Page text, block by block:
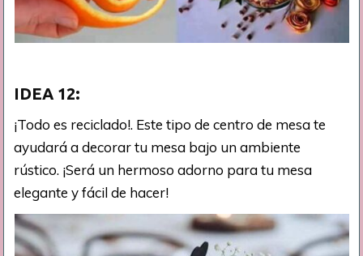
IDEA 12:
¡Todo es reciclado!. Este tipo de centro de mesa te
ayudará a decorar tu mesa bajo un ambiente
rústico. ¡Será un hermoso adorno para tu mesa
elegante y fácil de hacer!